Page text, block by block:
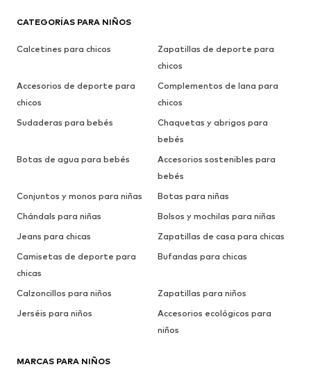
CATEGORÍAS PARA NIÑOS
Calcetines para chicos
Zapatillas de deporte para
chicos
Accesorios de deporte para
chicos
Complementos de lana para
chicos
Sudaderas para bebés
Chaquetas y abrigos para
bebés
Botas de agua para bebés
Accesorios sostenibles para
bebés
Conjuntos y monos para niñas
Botas para niñas
Chándals para niñas
Bolsos y mochilas para niñas
Jeans para chicas
Zapatillas de casa para chicas
Camisetas de deporte para
chicas
Bufandas para chicas
Calzoncillos para niños
Zapatillas para niños
Jerséis para niños
Accesorios ecológicos para
niños
MARCAS PARA NIÑOS